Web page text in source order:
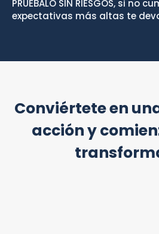
PRUÉBALO SIN RIESGOS, si no
expectativas más altas te
Conviértete en
acción y